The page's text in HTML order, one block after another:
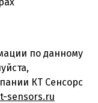
по данному
КТ Сенсорс
sensors.ru